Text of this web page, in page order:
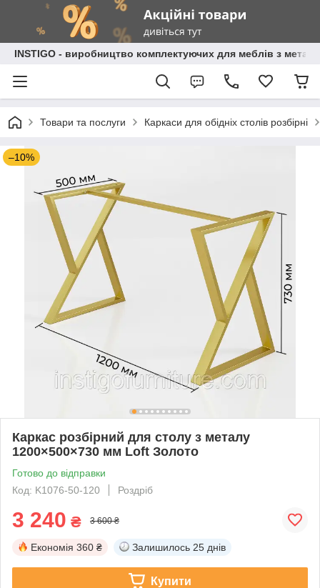
INSTIGO - виробництво комплектуючих для меблів з металу
Товари та послуги Каркаси для обідніх столів розбірні
–10%
Каркас розбірний для столу з металу
1200×500×730 мм Loft Золото
Готово до відправки
Код: K1076-50-120
Роздріб
3 240 ₴ 3 600 ₴
Економія 360 ₴ Залишилось 25 днів
Купити